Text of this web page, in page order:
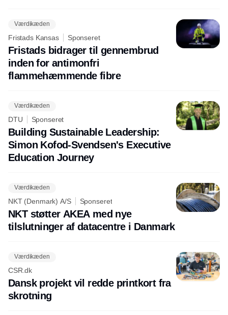
Værdikæden
Fristads Kansas Sponseret
Fristads bidrager til gennembrud
inden for antimonfri
flammehæmmende fibre
Værdikæden
DTU Sponseret
Building Sustainable Leadership:
Simon Kofod-Svendsen's Executive
Education Journey
Værdikæden
NKT (Denmark) A/S Sponseret
NKT støtter AKEA med nye
tilslutninger af datacentre i Danmark
Værdikæden
CSR.dk
Dansk projekt vil redde printkort fra
skrotning